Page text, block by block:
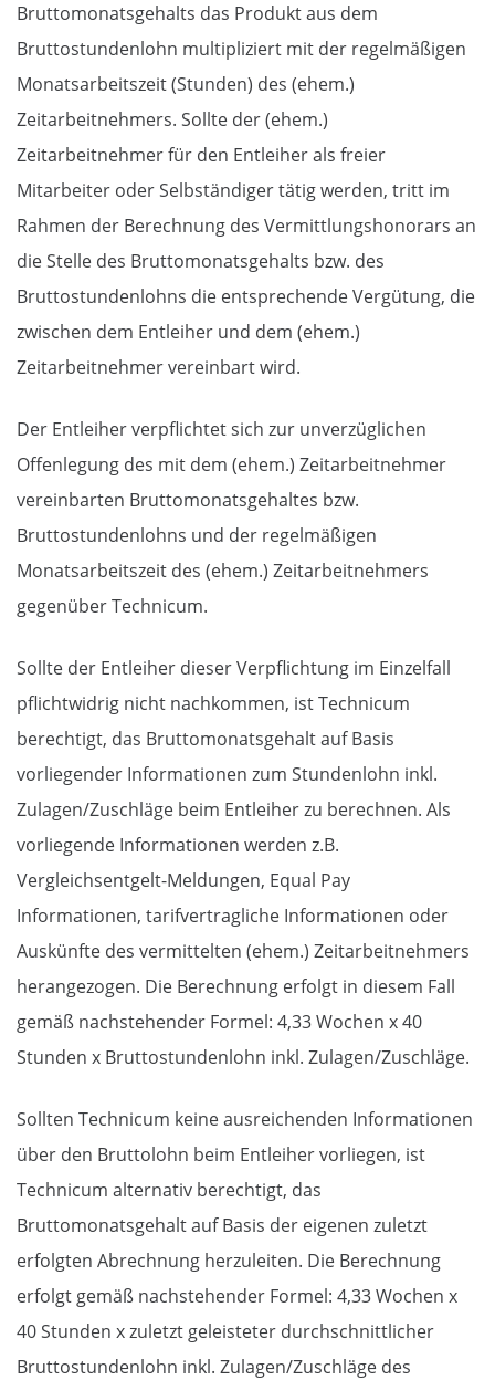
Bruttomonatsgehalts das Produkt aus dem
Bruttostundenlohn multipliziert mit der regelmäßigen
Monatsarbeitszeit (Stunden) des (ehem.)
Zeitarbeitnehmers. Sollte der (ehem.)
Zeitarbeitnehmer für den Entleiher als freier
Mitarbeiter oder Selbständiger tätig werden, tritt im
Rahmen der Berechnung des Vermittlungshonorars an
die Stelle des Bruttomonatsgehalts bzw. des
Bruttostundenlohns die entsprechende Vergütung, die
zwischen dem Entleiher und dem (ehem.)
Zeitarbeitnehmer vereinbart wird.
Der Entleiher verpflichtet sich zur unverzüglichen
Offenlegung des mit dem (ehem.) Zeitarbeitnehmer
vereinbarten Bruttomonatsgehaltes bzw.
Bruttostundenlohns und der regelmäßigen
Monatsarbeitszeit des (ehem.) Zeitarbeitnehmers
gegenüber Technicum.
Sollte der Entleiher dieser Verpflichtung im Einzelfall
pflichtwidrig nicht nachkommen, ist Technicum
berechtigt, das Bruttomonatsgehalt auf Basis
vorliegender Informationen zum Stundenlohn inkl.
Zulagen/Zuschläge beim Entleiher zu berechnen. Als
vorliegende Informationen werden z.B.
Vergleichsentgelt-Meldungen, Equal Pay
Informationen, tarifvertragliche Informationen oder
Auskünfte des vermittelten (ehem.) Zeitarbeitnehmers
herangezogen. Die Berechnung erfolgt in diesem Fall
gemäß nachstehender Formel: 4,33 Wochen x 40
Stunden x Bruttostundenlohn inkl. Zulagen/Zuschläge.
Sollten Technicum keine ausreichenden Informationen
über den Bruttolohn beim Entleiher vorliegen, ist
Technicum alternativ berechtigt, das
Bruttomonatsgehalt auf Basis der eigenen zuletzt
erfolgten Abrechnung herzuleiten. Die Berechnung
erfolgt gemäß nachstehender Formel: 4,33 Wochen x
40 Stunden x zuletzt geleisteter durchschnittlicher
Bruttostundenlohn inkl. Zulagen/Zuschläge des